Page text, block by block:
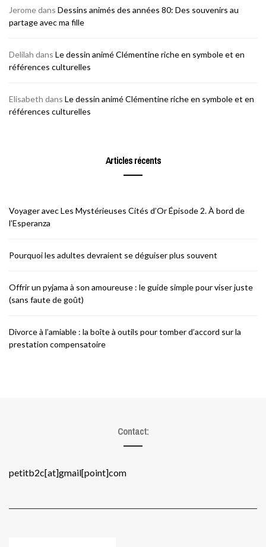
Jeromedans Dessins animés des années 80: Des souvenirs au
partage avec ma fille
Delilah dans Le dessin animé Clémentine riche en symbole et en
références culturelles
Elisabeth dans Le dessin animé Clémentine riche en symbole et en
références culturelles
Articles récents
Voyager avec Les Mystérieuses Cités d’Or Épisode 2. À bord de
l’Esperanza
Pourquoi les adultes devraient se déguiser plus souvent
Offrir un pyjama à son amoureuse : le guide simple pour viser juste
(sans faute de goût)
Divorce à l’amiable : la boîte à outils pour tomber d’accord sur la
prestation compensatoire
Contact:
petitb2c[at]gmail[point]com